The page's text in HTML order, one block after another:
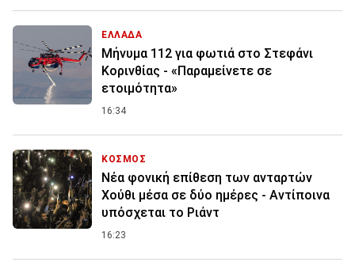
ΕΛΛΑΔΑ
Μήνυμα 112 για φωτιά στο Στεφάνι
Κορινθίας - «Παραμείνετε σε
ετοιμότητα»
16:34
ΚΟΣΜΟΣ
Νέα φονική επίθεση των ανταρτών
Χούθι μέσα σε δύο ημέρες - Αντίποινα
υπόσχεται το Ριάντ
16:23